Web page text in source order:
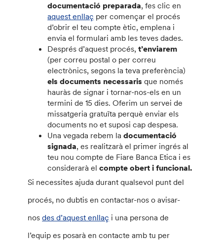
documentació preparada, fes clic en
aquest enllaç per començar el procés
d’obrir el teu compte ètic, emplena i
envia el formulari amb les teves dades.
Després d’aquest procés, t’enviarem
(per correu postal o per correu
electrònics, segons la teva preferència)
els documents necessaris que només
hauràs de signar i tornar-nos-els en un
termini de 15 dies. Oferim un servei de
missatgeria gratuïta perquè enviar els
documents no et suposi cap despesa.
Una vegada rebem ladocumentació
signada, es realitzarà el primer ingrés al
teu nou compte de Fiare Banca Etica i es
considerarà elcompte obert i funcional.
Si necessites ajuda durant qualsevol punt del
procés, no dubtis en contactar-nos o avisar-
nosdes d’aquest enllaç i una persona de
l’equip es posarà en contacte amb tu per